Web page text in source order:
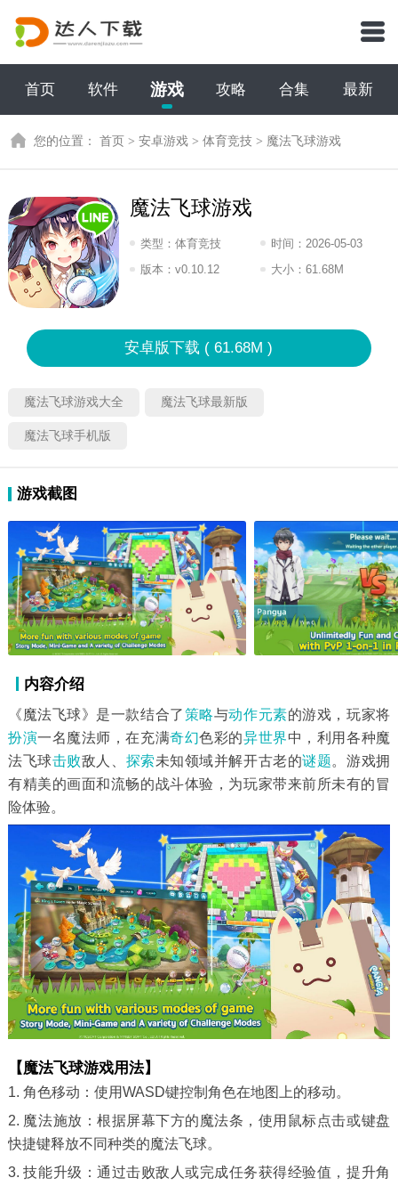
首页 软件 游戏 攻略 合集 最新
您的位置：首页 >安卓游戏 >体育竞技 > 魔法飞球游戏
魔法飞球游戏
类型：体育竞技 时间： 2026-05-03
20:2026
版本：v0.10.12 大小： 61.68M
安卓版下载 ( 61.68M )
魔法飞球游戏大全 魔法飞球最新版
魔法飞球手机版
游戏截图
内容介绍
《魔法飞球》是一款结合了策略与动作元素的游戏，玩家将
扮演一名魔法师，在充满奇幻色彩的异世界中，利用各种魔
法飞球击败敌人、 探索未知领域并解开古老的谜题。游戏拥
有精美的画面和流畅的战斗体验，为玩家带来前所未有的冒
险体验。
【魔法飞球游戏用法】
1. 角色移动：使用WASD键控制角色在地图上的移动。
2. 魔法施放：根据屏幕下方的魔法条，使用鼠标点击或键盘
快捷键释放不同种类的魔法飞球。
3. 技能升级：通过击败敌人或完成任务获得经验值，提升角